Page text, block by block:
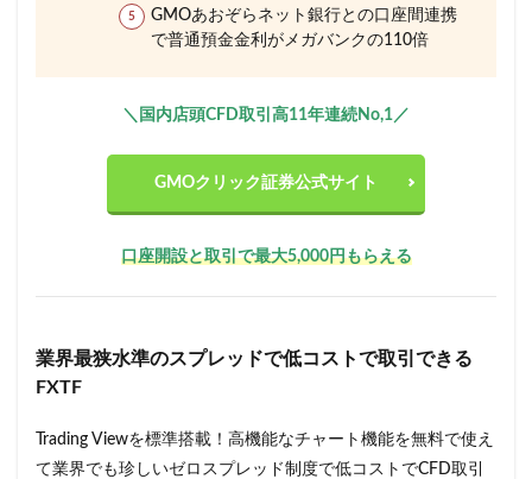
GMOあおぞらネット銀行との口座間連携
で普通預金金利がメガバンクの110倍
＼国内店頭CFD取引高11年連続No,1／
GMOクリック証券公式サイト
口座開設と取引で最大5,000円もらえる
業界最狭水準のスプレッドで低コストで取引できる
FXTF
Trading Viewを標準搭載！高機能なチャート機能を無料で使え
て業界でも珍しいゼロスプレッド制度で低コストでCFD取引